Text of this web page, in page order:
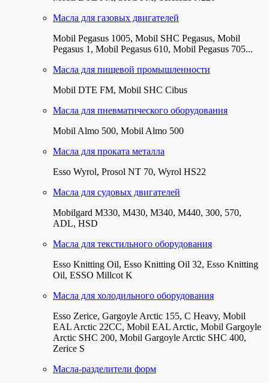
Масла для газовых двигателей
Mobil Pegasus 1005, Mobil SHC Pegasus, Mobil
Pegasus 1, Mobil Pegasus 610, Mobil Pegasus 705...
Масла для пищевой промышленности
Mobil DTE FM, Mobil SHC Cibus
Масла для пневматического оборудования
Mobil Almo 500, Mobil Almo 500
Масла для проката металла
Esso Wyrol, Prosol NT 70, Wyrol HS22
Масла для судовых двигателей
Mobilgard M330, M430, M340, M440, 300, 570,
ADL, HSD
Масла для текстильного оборудования
Esso Knitting Oil, Esso Knitting Oil 32, Esso Knitting
Oil, ESSO Millcot K
Масла для холодильного оборудования
Esso Zerice, Gargoyle Arctic 155, С Heavy, Mobil
EAL Arctic 22CC, Mobil EAL Arctic, Mobil Gargoyle
Arctic SHC 200, Mobil Gargoyle Arctic SHC 400,
Zerice S
Масла-разделители форм